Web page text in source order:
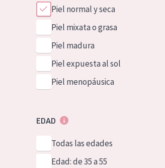
Piel normal y seca
Piel mixata o grasa
Piel madura
Piel expuesta al sol
Piel menopáusica
EDAD
Todas las edades
Edad: de 35 a 55